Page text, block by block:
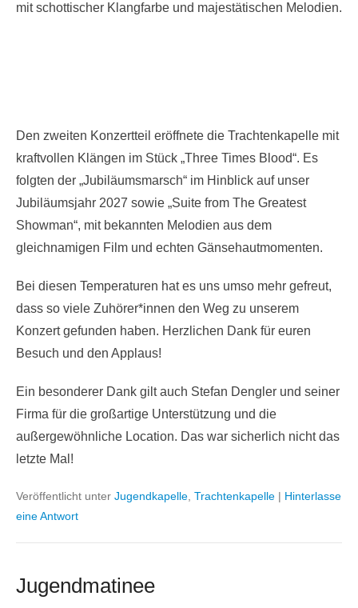
mit schottischer Klangfarbe und majestätischen Melodien.
Den zweiten Konzertteil eröffnete die Trachtenkapelle mit
kraftvollen Klängen im Stück „Three Times Blood“. Es
folgten der „Jubiläumsmarsch“ im Hinblick auf unser
Jubiläumsjahr 2027 sowie „Suite from The Greatest
Showman“, mit bekannten Melodien aus dem
gleichnamigen Film und echten Gänsehautmomenten.
Bei diesen Temperaturen hat es uns umso mehr gefreut,
dass so viele Zuhörer*innen den Weg zu unserem
Konzert gefunden haben. Herzlichen Dank für euren
Besuch und den Applaus!
Ein besonderer Dank gilt auch Stefan Dengler und seiner
Firma für die großartige Unterstützung und die
außergewöhnliche Location. Das war sicherlich nicht das
letzte Mal!
Veröffentlicht unter Jugendkapelle Trachtenkapelle | Hinterlasse
eine Antwort
Jugendmatinee